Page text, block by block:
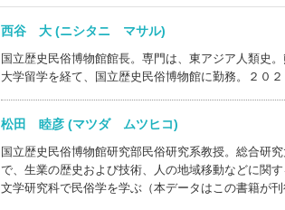
西谷 大 (ニシタニ マサル)
国立歴史民俗博物館館長。専門は、東アジア人類史
大学留学を経て、国立歴史民俗博物館に勤務。２０
松田 睦彦 (マツダ ムツヒコ)
国立歴史民俗博物館研究部民俗研究系教授。総合研
で、生業の歴史および技術、人の地域移動などに関
文学研究科で民俗学を学ぶ（本データはこの書籍が